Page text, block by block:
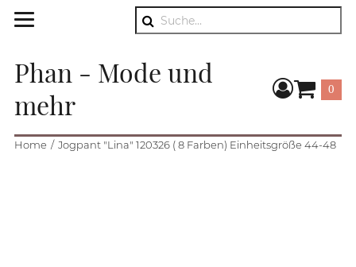
Phan - Mode und
mehr
0
Home Jogpant "Lina" 120326 ( 8 Farben) Einheitsgröße 44-48